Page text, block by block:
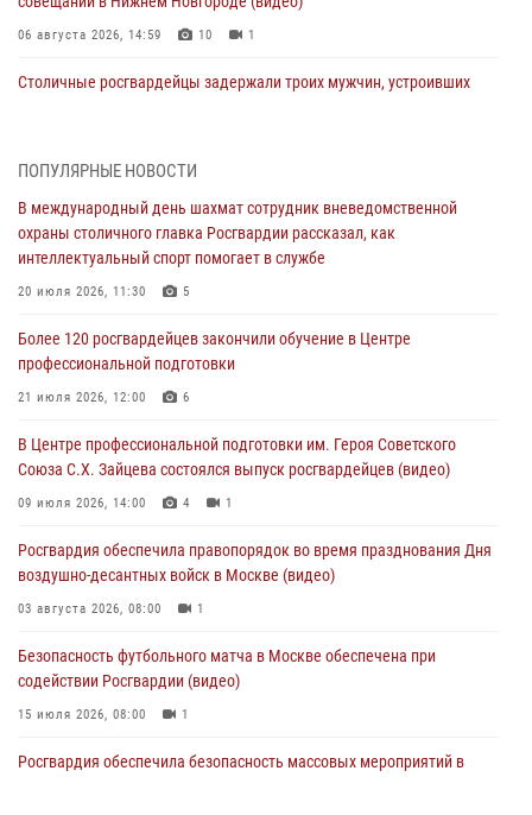
06 августа 2026, 14:59 10 1
Столичные росгвардейцы задержали троих мужчин, устроивших
матче в Москве обеспечила Росгвардия (видео)
06 августа 2026, 08:30
Столичные росгвардейцы задержали мужчину, устроившего дебош
05 августа 2026, 12:39
Московские росгвардейцы обеспечили безопасность проведения
05 августа 2026, 12:35
Делегация МВД Республики Беларусь ознакомилась с передовыми
04 августа 2026, 18:16 5
ПОПУЛЯРНЫЕ НОВОСТИ
В международный день шахмат сотрудник вневедомственной
охраны столичного главка Росгвардии рассказал, как
интеллектуальный спорт помогает в службе
20 июля 2026, 11:30 5
Более 120 росгвардейцев закончили обучение в Центре
профессиональной подготовки
21 июля 2026, 12:00 6
В Центре профессиональной подготовки им. Героя Советского
Союза С.Х. Зайцева состоялся выпуск росгвардейцев (видео)
09 июля 2026, 14:00 4 1
Росгвардия обеспечила правопорядок во время празднования Дня
воздушно-десантных войск в Москве (видео)
03 августа 2026, 08:00 1
Безопасность футбольного матча в Москве обеспечена при
содействии Росгвардии (видео)
15 июля 2026, 08:00 1
Росгвардия обеспечила безопасность массовых мероприятий в